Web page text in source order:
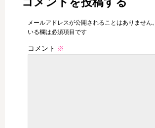
コメントを投稿する
メールアドレスが公開されることはありません。
いる欄は必須項目です
コメント ※